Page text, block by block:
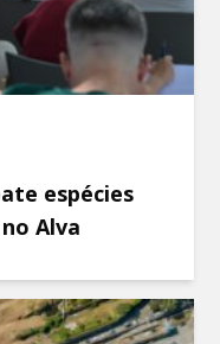
espécies
Alva